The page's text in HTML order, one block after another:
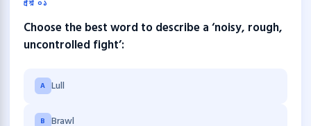
প্রশ্ন ০১
Choose the best word to describe a ‘noisy, rough,
uncontrolled fight’:
A Lull
B Brawl